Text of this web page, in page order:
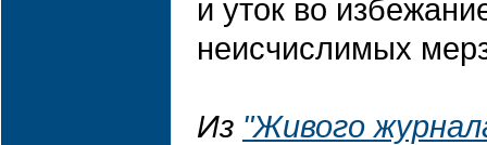
и уток во
неисчислимых
Из "Живого